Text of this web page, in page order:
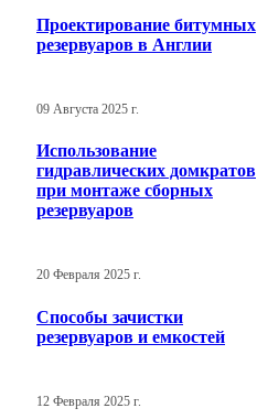
Проектирование битумных
резервуаров в Англии
09 Августа 2025 г.
Использование
гидравлических домкратов
при монтаже сборных
резервуаров
20 Февраля 2025 г.
Способы зачистки
резервуаров и емкостей
12 Февраля 2025 г.